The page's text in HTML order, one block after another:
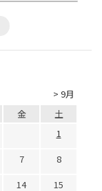
> 9月
金
土
1
7
8
14 15